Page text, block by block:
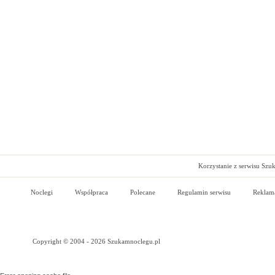
Korzystanie z serwisu
Noclegi Współpraca Polecane Regulamin serwisu
Copyright © 2004 - 2026 Szukamnoclegu.pl